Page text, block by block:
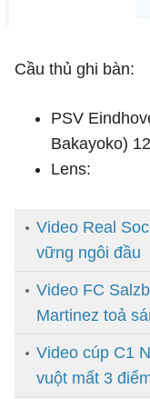
Cầu thủ ghi bàn:
PSV
Bakayoko)
Lens:
Video Real
vững ngôi đầu
Video FC
Martinez toả
Video cúp C1
vuột mất 3